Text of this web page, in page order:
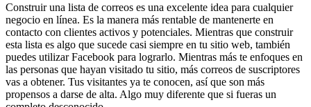
Construir una lista de correos es una excelente idea para cualquier
negocio en línea. Es la manera más rentable de mantenerte en
contacto con clientes activos y potenciales. Mientras que construir
esta lista es algo que sucede casi siempre en tu sitio web, también
puedes utilizar Facebook para lograrlo. Mientras más te enfoques en
las personas que hayan visitado tu sitio, más correos de suscriptores
vas a obtener. Tus visitantes ya te conocen, así que son más
propensos a darse de alta. Algo muy diferente que si fueras un